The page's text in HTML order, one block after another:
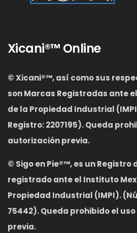
Xicani®™ Online
© Xicani®™, así como sus
son Marcas Registradas ante
de la Propiedad Industrial
Registro: 2207195). Queda
autorización previa.
© Sigo en Pie®™, es un Registro
registrado ante el Instituto
Propiedad Industrial (IMPI).
75442). Queda prohibido el
previa.